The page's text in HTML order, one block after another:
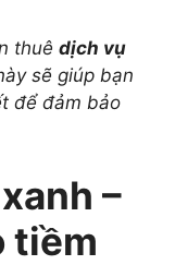
thuê dịch vụ
sẽ giúp bạn
để đảm bảo
–
tiềm